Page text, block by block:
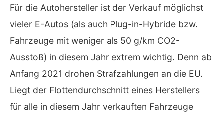
Für die Autohersteller ist der Verkauf möglichst
vieler E-Autos (als auch Plug-in-Hybride bzw.
Fahrzeuge mit weniger als 50 g/km CO2-
Ausstoß) in diesem Jahr extrem wichtig. Denn ab
Anfang 2021 drohen Strafzahlungen an die EU.
Liegt der Flottendurchschnitt eines Herstellers
für alle in diesem Jahr verkauften Fahrzeuge